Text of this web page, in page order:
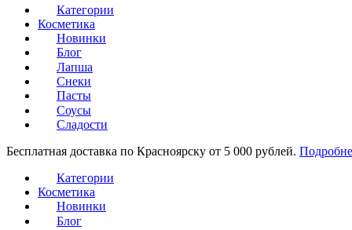
Категории
Косметика
Новинки
Блог
Лапша
Снеки
Пасты
Соусы
Сладости
Бесплатная доставка по Красноярску от 5 000 рублей.
Категории
Косметика
Новинки
Блог